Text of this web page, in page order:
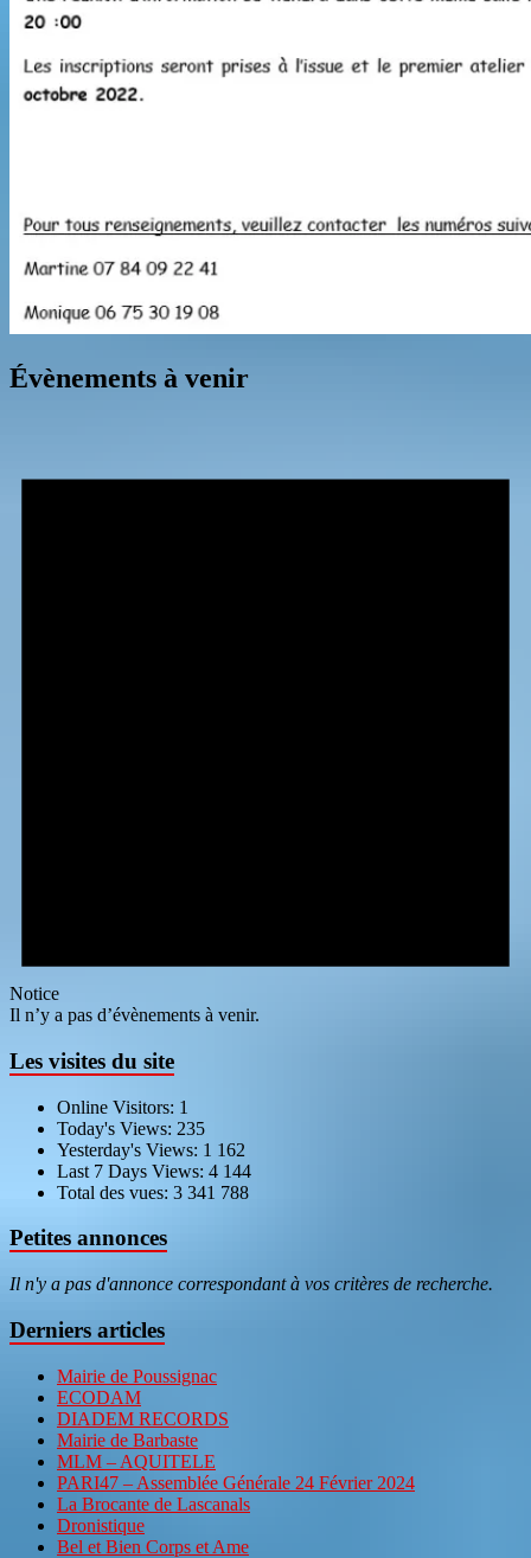
Évènements à venir
Notice
Il n’y a pas d’évènements à venir.
Les visites du site
Online Visitors: 1
Today's Views: 235
Yesterday's Views: 1 162
Last 7 Days Views: 4 144
Total des vues: 3 341 788
Petites annonces
Il n'y a pas d'annonce correspondant à vos critères de recherche.
Derniers articles
Mairie de Poussignac
ECODAM
DIADEM RECORDS
Mairie de Barbaste
MLM – AQUITELE
PARI47 – Assemblée Générale 24 Février 2024
La Brocante de Lascanals
Dronistique
Bel et Bien Corps et Ame